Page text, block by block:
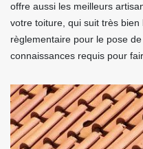
offre aussi les meilleurs
votre toiture, qui suit très
règlementaire pour le pose
connaissances requis pour